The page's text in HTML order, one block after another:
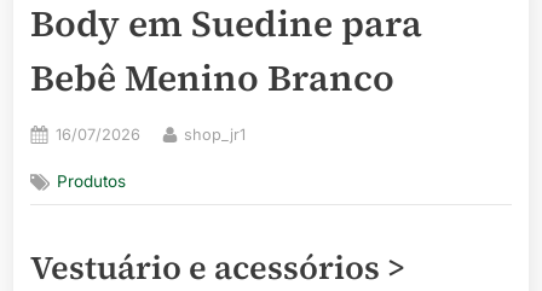
Body em Suedine para
Bebê Menino Branco
Posted
16/07/2026 By
shop_jr1
Produtos
Vestuário e acessórios >